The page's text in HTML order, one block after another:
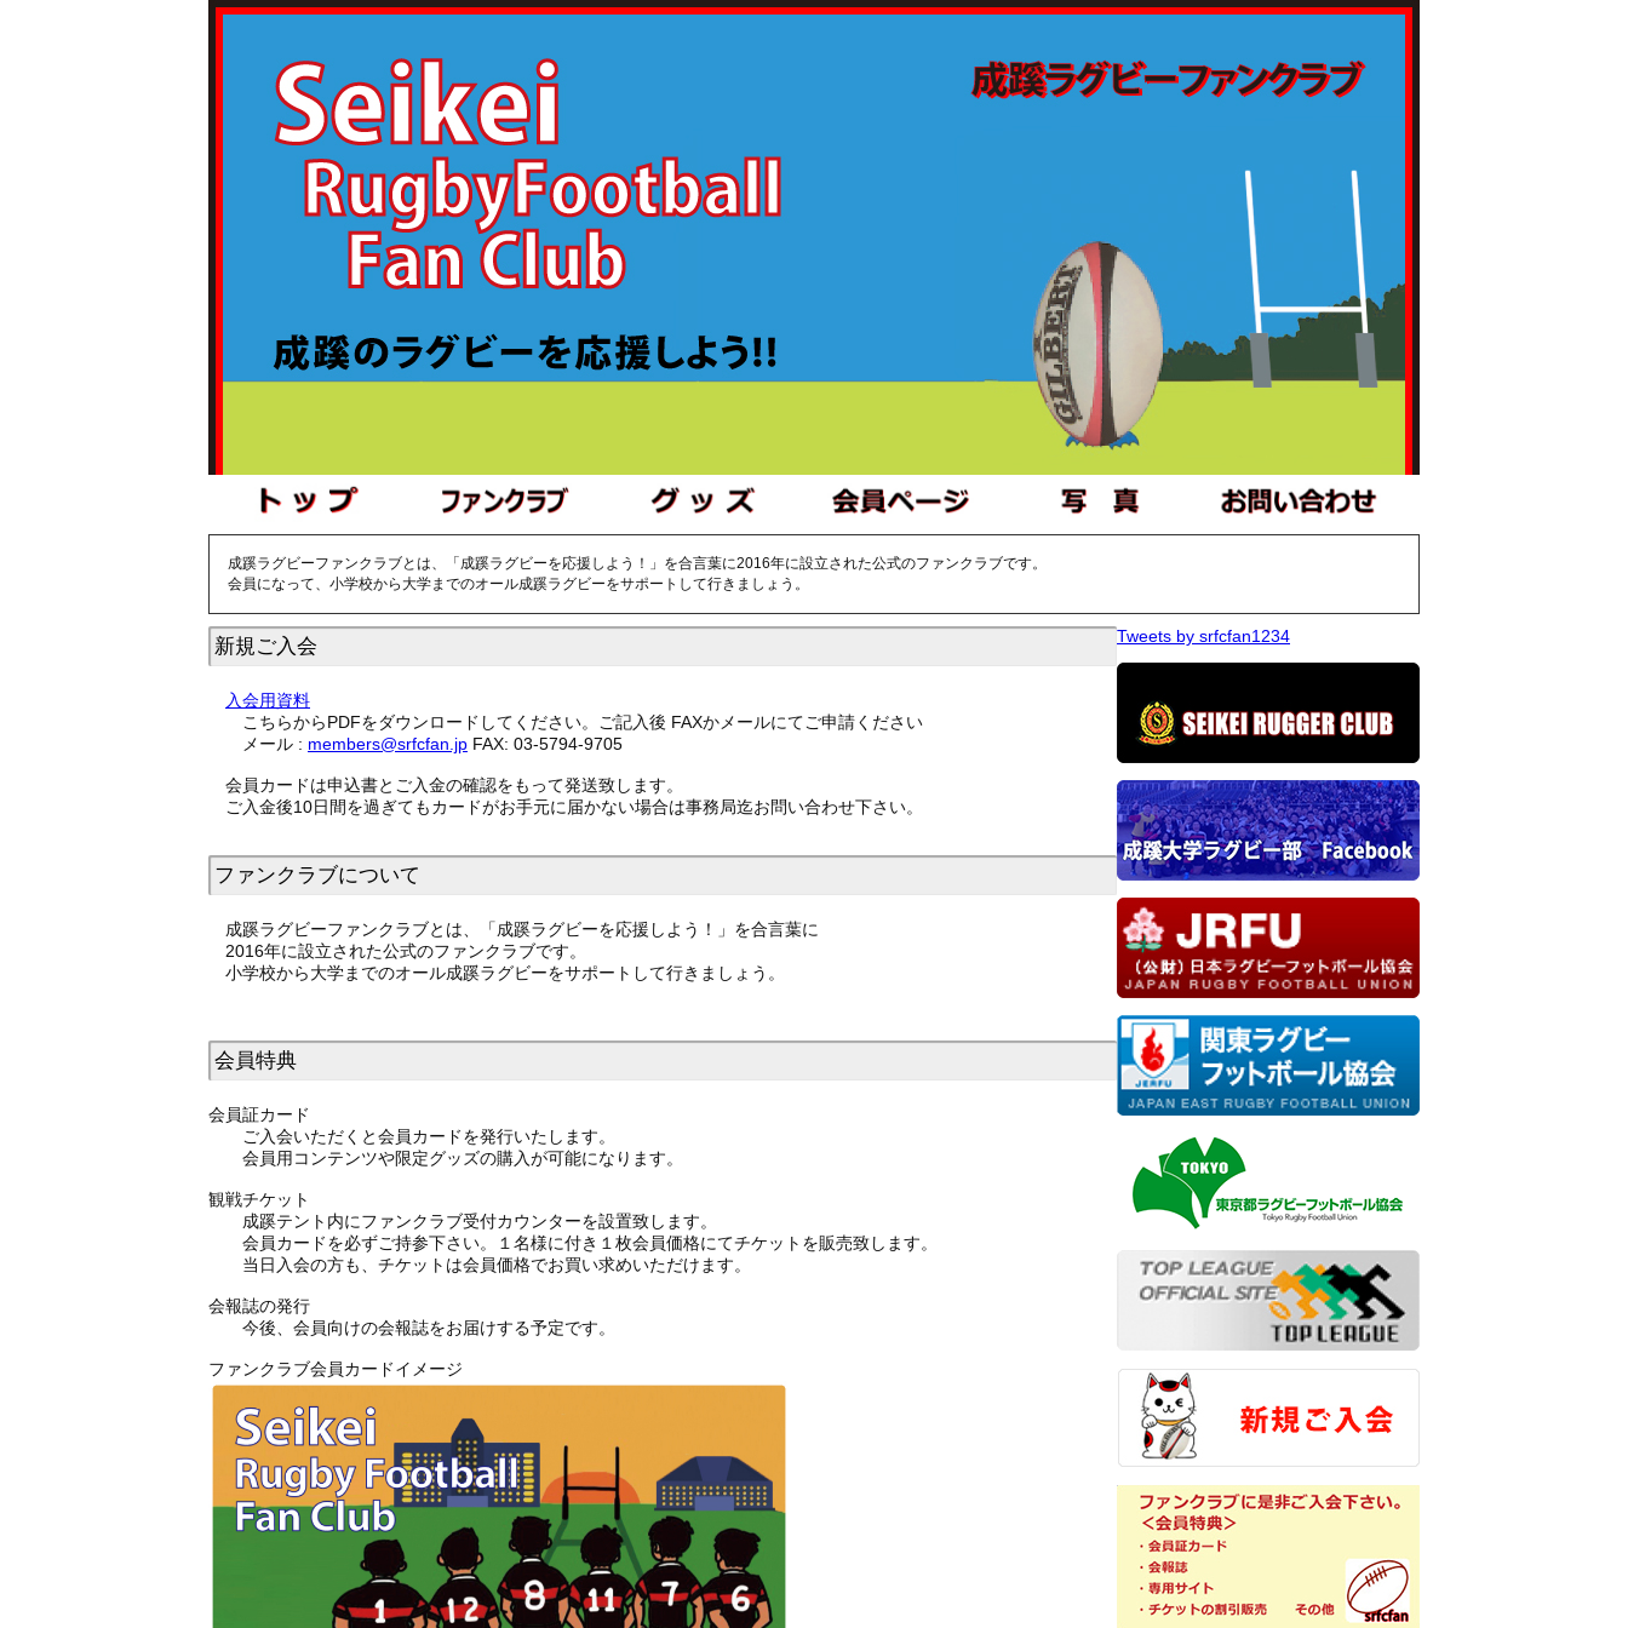
成蹊ラグビーファンクラブとは、「成蹊ラグビーを応援しよう！」を合言葉に2016年に設立された公式のファンクラブです。
会員になって、小学校から大学までのオール成蹊ラグビーをサポートして行きましょう。
新規ご入会
入会用資料
こちらからPDFをダウンロードしてください。ご記入後 FAXかメールにてご申請ください
メール : members@srfcfan.jp FAX: 03-5794-9705
会員カードは申込書とご入金の確認をもって発送致します。
ご入金後10日間を過ぎてもカードがお手元に届かない場合は事務局迄お問い合わせ下さい。
ファンクラブについて
成蹊ラグビーファンクラブとは、「成蹊ラグビーを応援しよう！」を合言葉に
2016年に設立された公式のファンクラブです。
小学校から大学までのオール成蹊ラグビーをサポートして行きましょう。
会員特典
会員証カード
ご入会いただくと会員カードを発行いたします。
会員用コンテンツや限定グッズの購入が可能になります。
観戦チケット
成蹊テント内にファンクラブ受付カウンターを設置致します。
会員カードを必ずご持参下さい。１名様に付き１枚会員価格にてチケットを販売致します。
当日入会の方も、チケットは会員価格でお買い求めいただけます。
会報誌の発行
今後、会員向けの会報誌をお届けする予定です。
ファンクラブ会員カードイメージ
Tweets by srfcfan1234